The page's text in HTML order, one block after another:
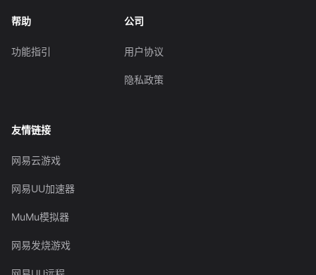
帮助
功能指引
公司
用户协议
隐私政策
友情链接
网易云游戏
网易UU加速器
MuMu模拟器
网易发烧游戏